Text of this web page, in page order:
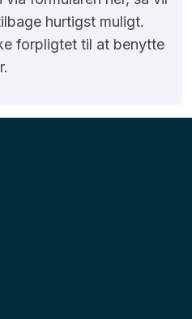
hurtigst muligt.
forpligtet til at benytte